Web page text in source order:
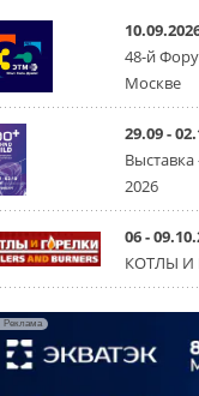
30 ИЮЛЯ
Краска
состав,
зимы
Частые
30 ИЮЛЯ 2026
СИЭНПИ
новую
насосов
помогает
30 ИЮЛЯ
Группа
новую
48-й
Москве
29.09 -
2026
06 -
КОТЛЫ И
Реклама